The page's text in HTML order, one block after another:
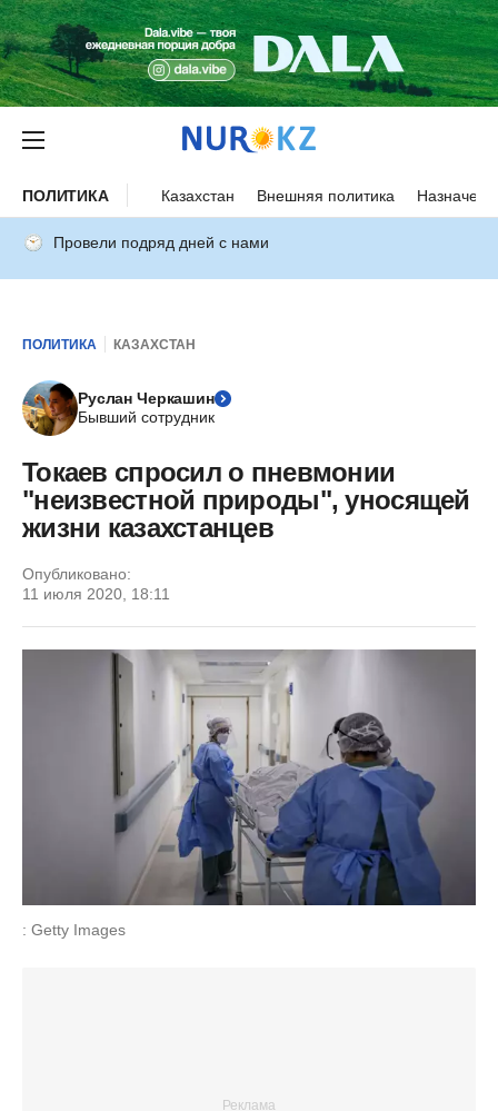
ПОЛИТИКА Казахстан Внешняя политика
Провели подряд дней с нами
ПОЛИТИКА КАЗАХСТАН
Руслан Черкашин
Бывший сотрудник
Токаев спросил о пневмонии
"неизвестной природы", уносящей
жизни казахстанцев
Опубликовано:
11 июля 2020, 18:11
: Getty Images